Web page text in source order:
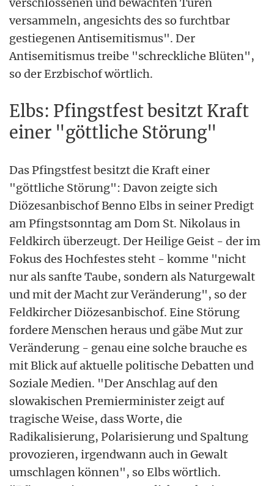
versammeln, angesichts des so furchtbar
gestiegenen Antisemitismus". Der
Antisemitismus treibe "schreckliche Blüten",
so der Erzbischof wörtlich.
Elbs: Pfingstfest besitzt Kraft
einer "göttliche Störung"
Das Pfingstfest besitzt die Kraft einer
"göttliche Störung": Davon zeigte sich
Diözesanbischof Benno Elbs in seiner Predigt
am Pfingstsonntag am Dom St. Nikolaus in
Feldkirch überzeugt. Der Heilige Geist - der im
Fokus des Hochfestes steht - komme "nicht
nur als sanfte Taube, sondern als Naturgewalt
und mit der Macht zur Veränderung", so der
Feldkircher Diözesanbischof. Eine Störung
fordere Menschen heraus und gäbe Mut zur
Veränderung - genau eine solche brauche es
mit Blick auf aktuelle politische Debatten und
Soziale Medien. "Der Anschlag auf den
slowakischen Premierminister zeigt auf
tragische Weise, dass Worte, die
Radikalisierung, Polarisierung und Spaltung
provozieren, irgendwann auch in Gewalt
umschlagen können", so Elbs wörtlich.